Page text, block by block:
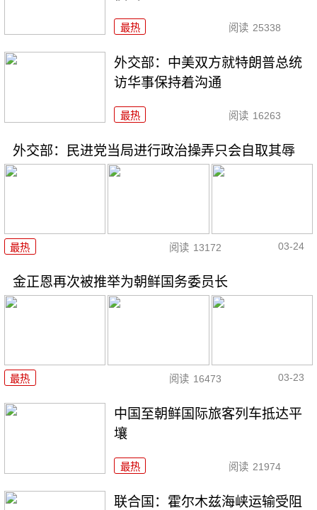
最热 阅读 25338
外交部：中美双方就特朗普总统
访华事保持着沟通
最热 阅读 16263
外交部：民进党当局进行政治操弄只会自取其辱
最热 阅读 13172 03-24
金正恩再次被推举为朝鲜国务委员长
最热 阅读 16473 03-23
中国至朝鲜国际旅客列车抵达平
壤
最热 阅读 21974
联合国：霍尔木兹海峡运输受阻